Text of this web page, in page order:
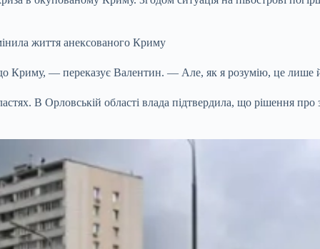
життя анексованого Криму
Криму, — переказує Валентин. — Але, як я розумію, це
В Орловській області влада підтвердила, що рішення про